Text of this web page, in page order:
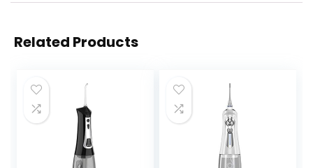
Related Products